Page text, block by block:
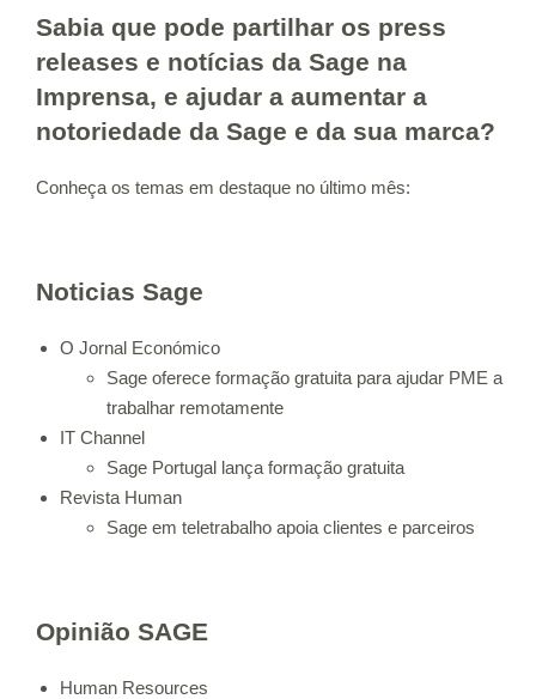
Sabia que pode partilhar os press
releases e notícias da Sage na
Imprensa, e ajudar a aumentar a
notoriedade da Sage e da sua marca?
Conheça os temas em destaque no último mês:
Noticias Sage
O Jornal Económico
Sage oferece formação gratuita para ajudar PME a
trabalhar remotamente
IT Channel
Sage Portugal lança formação gratuita
Revista Human
Sage em teletrabalho apoia clientes e parceiros
Opinião SAGE
Human Resources